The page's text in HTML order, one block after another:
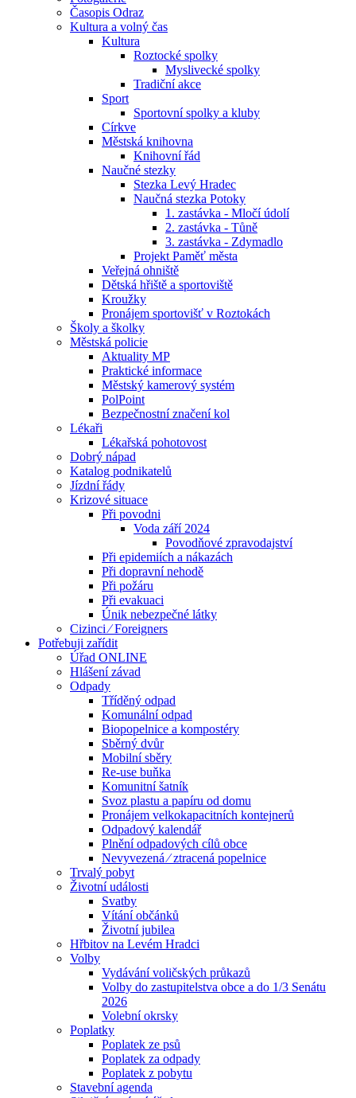
Časopis Odraz
Kultura a volný čas
Kultura
Roztocké spolky
Myslivecké spolky
Tradiční akce
Sport
Sportovní spolky a kluby
Církve
Městská knihovna
Knihovní řád
Naučné stezky
Stezka Levý Hradec
Naučná stezka Potoky
1. zastávka - Mločí údolí
2. zastávka - Tůně
3. zastávka - Zdymadlo
Projekt Paměť města
Veřejná ohniště
Dětská hřiště a sportoviště
Kroužky
Pronájem sportovišť v Roztokách
Školy a školky
Městská policie
Aktuality MP
Praktické informace
Městský kamerový systém
PolPoint
Bezpečnostní značení kol
Lékaři
Lékařská pohotovost
Dobrý nápad
Katalog podnikatelů
Jízdní řády
Krizové situace
Při povodni
Voda září 2024
Povodňové zpravodajství
Při epidemiích a nákazách
Při dopravní nehodě
Při požáru
Při evakuaci
Únik nebezpečné látky
Cizinci ⁄ Foreigners
Potřebuji zařídit
Úřad ONLINE
Hlášení závad
Odpady
Tříděný odpad
Komunální odpad
Biopopelnice a kompostéry
Sběrný dvůr
Mobilní sběry
Re-use buňka
Komunitní šatník
Svoz plastu a papíru od domu
Pronájem velkokapacitních kontejnerů
Odpadový kalendář
Plnění odpadových cílů obce
Nevyvezená ⁄ ztracená popelnice
Trvalý pobyt
Životní události
Svatby
Vítání občánků
Životní jubilea
Hřbitov na Levém Hradci
Volby
Vydávání voličských průkazů
Volby do zastupitelstva obce a do 1/3 Senátu
2026
Volební okrsky
Poplatky
Poplatek ze psů
Poplatek za odpady
Poplatek z pobytu
Stavební agenda